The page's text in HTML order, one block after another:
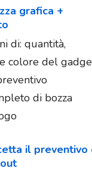
grafica +
di: quantità,
colore del
di bozza
il preventivo